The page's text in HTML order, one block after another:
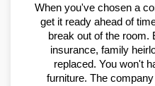
When you've chosen a
get it ready ahead of
break out of the room.
insurance, family
replaced. You won't
furniture. The